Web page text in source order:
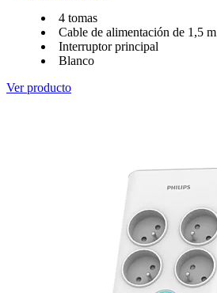
4 tomas
Cable de alimentación de 1,5 m
Interruptor principal
Blanco
Ver producto